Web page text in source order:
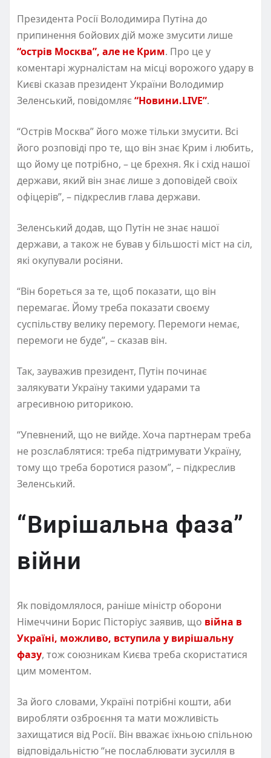
Президента Росії Володимира Путіна до
припинення бойових дій може змусити лише
“острів Москва”, але не Крим. Про це у
коментарі журналістам на місці ворожого удару в
Києві сказав президент України Володимир
Зеленський, повідомляє “Новини.LIVE”.
“Острів Москва” його може тільки змусити. Всі
його розповіді про те, що він знає Крим і любить,
що йому це потрібно, – це брехня. Як і схід нашої
держави, який він знає лише з доповідей своїх
офіцерів”, – підкреслив глава держави.
Зеленський додав, що Путін не знає нашої
держави, а також не бував у більшості міст на сіл,
які окупували росіяни.
“Він бореться за те, щоб показати, що він
перемагає. Йому треба показати своєму
суспільству велику перемогу. Перемоги немає,
перемоги не буде”, – сказав він.
Так, зауважив президент, Путін починає
залякувати Україну такими ударами та
агресивною риторикою.
“Упевнений, що не вийде. Хоча партнерам треба
не розслаблятися: треба підтримувати Україну,
тому що треба боротися разом”, – підкреслив
Зеленський.
“Вирішальна фаза”
війни
Як повідомлялося, раніше міністр оборони
Німеччини Борис Пісторіус заявив, що війна в
Україні, можливо, вступила у вирішальну
фазу, тож союзникам Києва треба скористатися
цим моментом.
За його словами, Україні потрібні кошти, аби
виробляти озброєння та мати можливість
захищатися від Росії. Він вважає їхньою спільною
відповідальністю “не послаблювати зусилля в